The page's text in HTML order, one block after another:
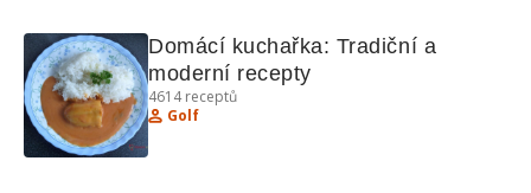
Domácí kuchařka: Tradiční a
moderní recepty
4614receptů
Golf